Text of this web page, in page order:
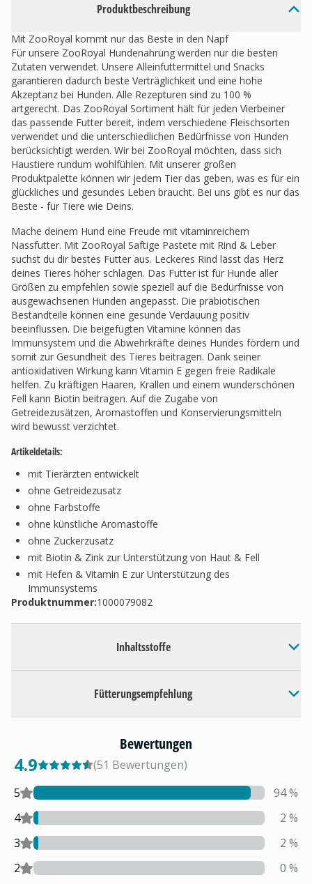
Produktbeschreibung
Mit ZooRoyal kommt nur das Beste in den Napf
Für unsere ZooRoyal Hundenahrung werden nur die besten
Zutaten verwendet. Unsere Alleinfuttermittel und Snacks
garantieren dadurch beste Verträglichkeit und eine hohe
Akzeptanz bei Hunden. Alle Rezepturen sind zu 100 %
artgerecht. Das ZooRoyal Sortiment hält für jeden Vierbeiner
das passende Futter bereit, indem verschiedene Fleischsorten
verwendet und die unterschiedlichen Bedürfnisse von Hunden
berücksichtigt werden. Wir bei ZooRoyal möchten, dass sich
Haustiere rundum wohlfühlen. Mit unserer großen
Produktpalette können wir jedem Tier das geben, was es für ein
glückliches und gesundes Leben braucht. Bei uns gibt es nur das
Beste - für Tiere wie Deins.
Mache deinem Hund eine Freude mit vitaminreichem
Nassfutter. Mit ZooRoyal Saftige Pastete mit Rind & Leber
suchst du dir bestes Futter aus. Leckeres Rind lässt das Herz
deines Tieres höher schlagen. Das Futter ist für Hunde aller
Größen zu empfehlen sowie speziell auf die Bedürfnisse von
ausgewachsenen Hunden angepasst. Die präbiotischen
Bestandteile können eine gesunde Verdauung positiv
beeinflussen. Die beigefügten Vitamine können das
Immunsystem und die Abwehrkräfte deines Hundes fördern und
somit zur Gesundheit des Tieres beitragen. Dank seiner
antioxidativen Wirkung kann Vitamin E gegen freie Radikale
helfen. Zu kräftigen Haaren, Krallen und einem wunderschönen
Fell kann Biotin beitragen. Auf die Zugabe von
Getreidezusätzen, Aromastoffen und Konservierungsmitteln
wird bewusst verzichtet.
Artikeldetails:
mit Tierärzten entwickelt
ohne Getreidezusatz
ohne Farbstoffe
ohne künstliche Aromastoffe
ohne Zuckerzusatz
mit Biotin & Zink zur Unterstützung von Haut & Fell
mit Hefen & Vitamin E zur Unterstützung des
Immunsystems
Produktnummer:1000079082
Inhaltsstoffe
Fütterungsempfehlung
Bewertungen
4.9 (51 Bewertungen)
5
94%
4
2 %
3
2 %
2
0 %